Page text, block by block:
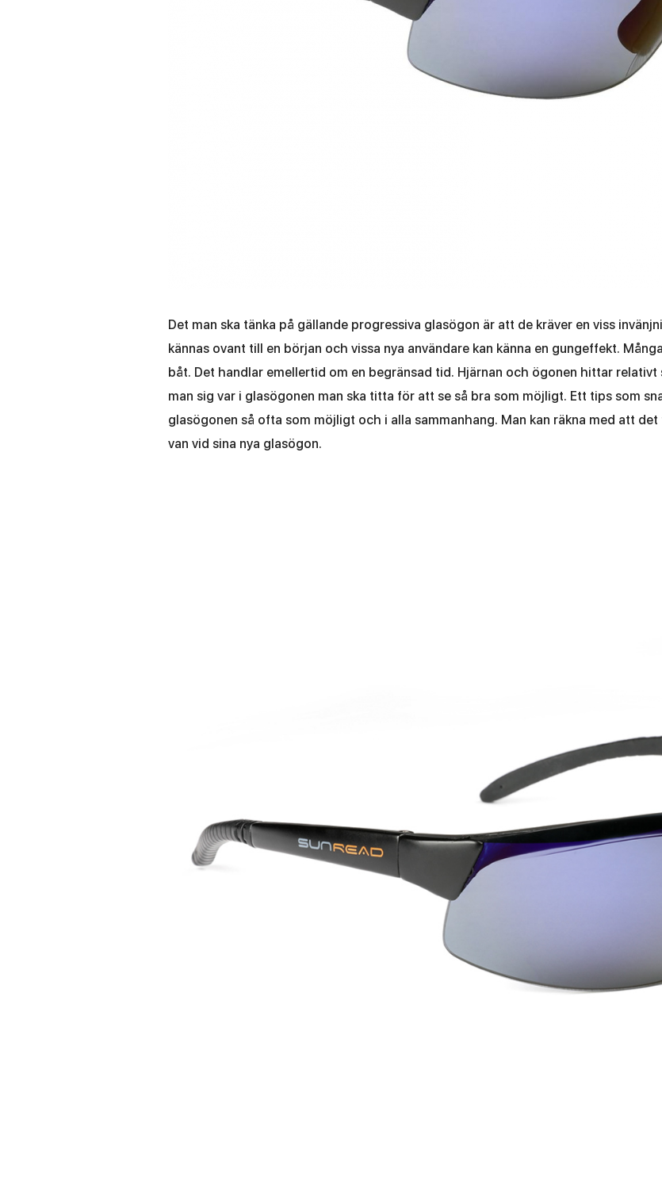
Det man ska tänka på gällande progressiva glasögon är att de kräver en viss
kännas ovant till en början och vissa nya användare kan känna en gungeffekt.
båt. Det handlar emellertid om en begränsad tid. Hjärnan och ögonen hittar
man sig var i glasögonen man ska titta för att se så bra som möjligt. Ett tips som
glasögonen så ofta som möjligt och i alla sammanhang. Man kan räkna med att
van vid sina nya glasögon.